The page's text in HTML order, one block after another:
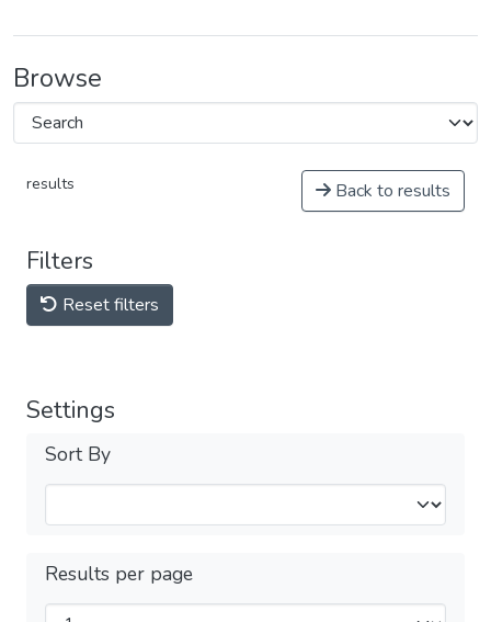
Browse
results Back to results
Filters
Reset filters
Settings
Sort By
Results per page